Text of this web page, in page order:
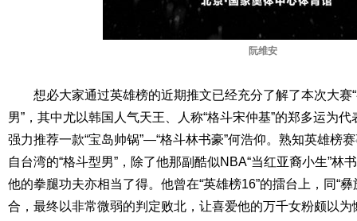
阮维安
想必大家通过英雄榜的近期推文已经充分了解了本次大赛“
男”，其中尤以韩国人气天王、人称“格斗宋仲基”的郑多运为
强力推荐一款“宝岛帅锅”—“格斗林书豪”何浩仰。熟知英雄榜
自台湾的“格斗型男”，除了他那副酷似NBA“当红亚裔小生”林
他的拳腿功夫亦相当了得。他曾在“英雄榜16”的擂台上，同“
合，最终以非常微弱的判定败北，让喜爱他的万千女粉颇以